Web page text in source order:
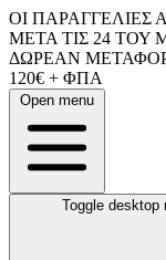
ΟΙ
ΜΕΤΑ ΤΙΣ 24 ΤΟΥ
ΔΩΡΕΑΝ
120€ + ΦΠΑ
Open menu
Toggle desktop